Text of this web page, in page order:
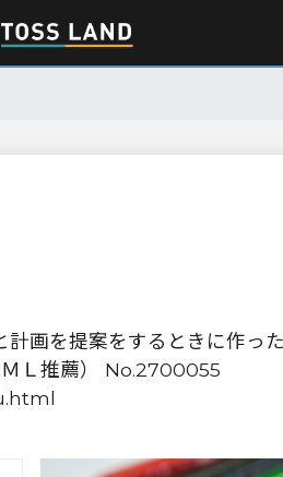
画を提案をするときに作っ
Ｌ推薦） No.2700055